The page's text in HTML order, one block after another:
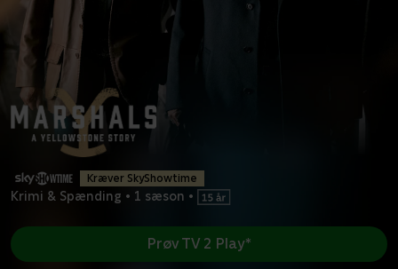
Kræver SkyShowtime
Krimi & Spænding • 1 sæson •
Prøv TV 2 Play*